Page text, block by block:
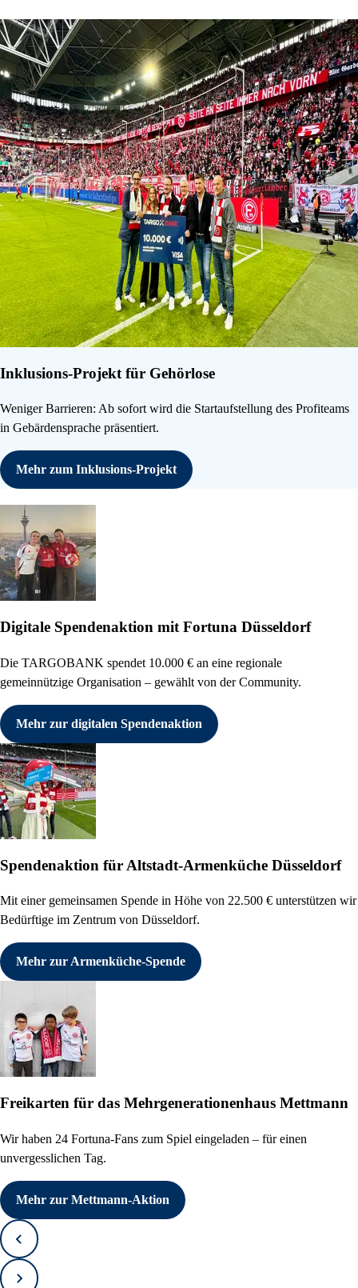
Inklusions-Projekt für Gehörlose
Weniger Barrieren: Ab sofort wird die Startaufstellung des Profiteams
in Gebärdensprache präsentiert.
Mehr zum Inklusions-Projekt
Digitale Spendenaktion mit Fortuna Düsseldorf
Die TARGOBANK spendet 10.000 € an eine regionale
gemeinnützige Organisation – gewählt von der Community.
Mehr zur digitalen Spendenaktion
Spendenaktion für Altstadt-Armenküche Düsseldorf
Mit einer gemeinsamen Spende in Höhe von 22.500 € unterstützen wir
Bedürftige im Zentrum von Düsseldorf.
Mehr zur Armenküche-Spende
Freikarten für das Mehrgenerationenhaus Mettmann
Wir haben 24 Fortuna-Fans zum Spiel eingeladen – für einen
unvergesslichen Tag.
Mehr zur Mettmann-Aktion
Zurück